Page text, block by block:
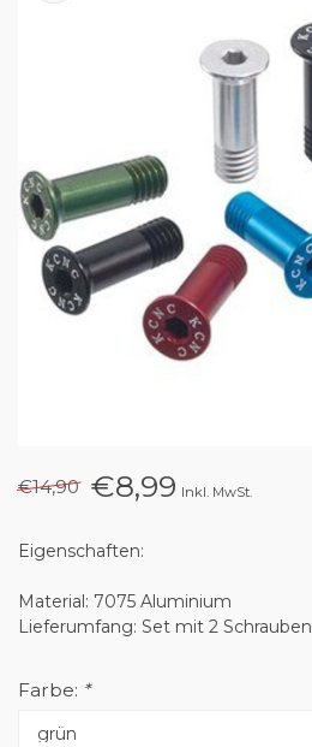
€14,90 €8,99 Inkl. MwSt.
Eigenschaften:
Material: 7075 Aluminium
Lieferumfang: Set mit 2 Schrauben
Farbe: *